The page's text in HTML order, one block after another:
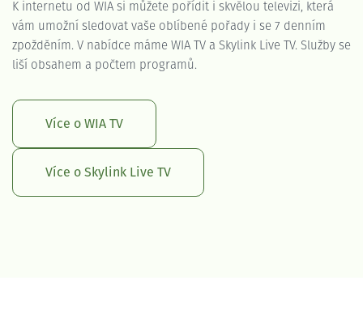
K internetu od WIA si můžete pořídit i skvělou televizi, která
vám umožní sledovat vaše oblíbené pořady i se 7 denním
zpožděním. V nabídce máme WIA TV a Skylink Live TV. Služby se
liší obsahem a počtem programů.
Více o WIA TV
Více o Skylink Live TV